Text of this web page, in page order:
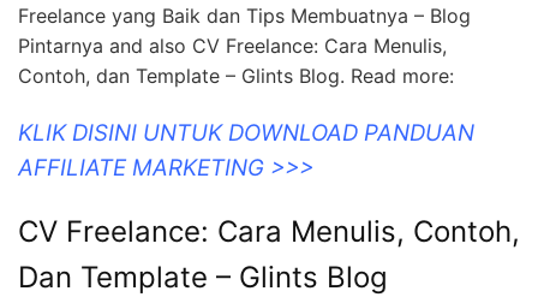
Freelance yang Baik dan Tips Membuatnya – Blog
Pintarnya and also CV Freelance: Cara Menulis,
Contoh, dan Template – Glints Blog. Read more:
KLIK DISINI UNTUK DOWNLOAD PANDUAN
AFFILIATE MARKETING >>>
CV Freelance: Cara Menulis, Contoh,
Dan Template – Glints Blog